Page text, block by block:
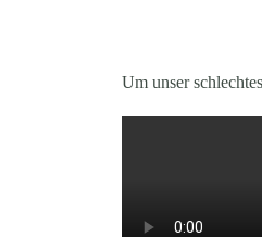
Um unser